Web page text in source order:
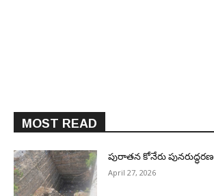
MOST READ
పురాత‌న కోనేరు పున‌రుద్ధ‌ర‌ణ
April 27, 2026